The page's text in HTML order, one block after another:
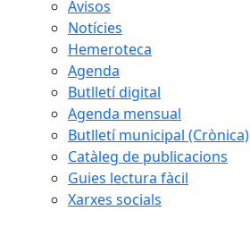
Avisos
Notícies
Hemeroteca
Agenda
Butlletí digital
Agenda mensual
Butlletí municipal (Crònica)
Catàleg de publicacions
Guies lectura fàcil
Xarxes socials